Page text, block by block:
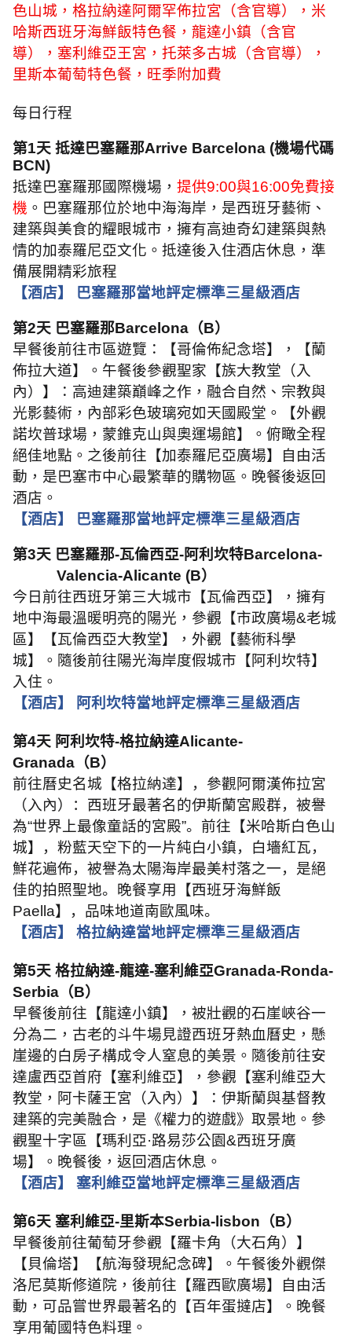
色山城，格拉納達阿爾罕佈拉宮（含官導），米
哈斯西班牙海鮮飯特色餐，龍達小鎮（含官
導），塞利維亞王宮，托萊多古城（含官導），
里斯本葡萄特色餐，旺季附加費
每日行程
第1天 抵達巴塞羅那Arrive Barcelona (機場代碼
BCN)
抵達巴塞羅那國際機場， 提供9:00與16:00免費接
機 。巴塞羅那位於地中海海岸，是西班牙藝術、
建築與美食的耀眼城市，擁有高迪奇幻建築與熱
情的加泰羅尼亞文化。抵達後入住酒店休息，準
備展開精彩旅程
【酒店】 巴塞羅那當地評定標準三星級酒店
第2天 巴塞羅那Barcelona （B）
早餐後前往市區遊覽：【哥倫佈紀念塔】，【蘭
佈拉大道】。午餐後參觀聖家【族大教堂（入
內）】：高迪建築巔峰之作，融合自然、宗教與
光影藝術，內部彩色玻璃宛如天國殿堂。【外觀
諾坎普球場，蒙錐克山與奧運場館】。俯瞰全程
絕佳地點。之後前往【加泰羅尼亞廣場】自由活
動，是巴塞市中心最繁華的購物區。晚餐後返回
酒店。
【酒店】 巴塞羅那當地評定標準三星級酒店
第3天 巴塞羅那-瓦倫西亞-阿利坎特Barcelona-
Valencia-Alicante (B）
今日前往西班牙第三大城市【瓦倫西亞】，擁有
地中海最溫暖明亮的陽光，參觀【市政廣場&老城
區】【瓦倫西亞大教堂】，外觀【藝術科學
城】。隨後前往陽光海岸度假城市【阿利坎特】
入住。
【酒店】 阿利坎特當地評定標準三星級酒店
第4天 阿利坎特-格拉納達Alicante-
Granada （B）
前往曆史名城【格拉納達】，參觀阿爾漢佈拉宮
（入內）：西班牙最著名的伊斯蘭宮殿群，被譽
為“世界上最像童話的宮殿”。前往【米哈斯白色山
城】，粉藍天空下的一片純白小鎮，白墻紅瓦，
鮮花遍佈，被譽為太陽海岸最美村落之一，是絕
佳的拍照聖地。晚餐享用【西班牙海鮮飯
Paella】，品味地道南歐風味。
【酒店】 格拉納達當地評定標準三星級酒店
第5天 格拉納達-龍達-塞利維亞Granada-Ronda-
Serbia （B）
早餐後前往【龍達小鎮】，被壯觀的石崖峽谷一
分為二，古老的斗牛場見證西班牙熱血曆史，懸
崖邊的白房子構成令人窒息的美景。隨後前往安
達盧西亞首府【塞利維亞】，參觀【塞利維亞大
教堂，阿卡薩王宮（入內）】：伊斯蘭與基督教
建築的完美融合，是《權力的遊戲》取景地。參
觀聖十字區【瑪利亞·路易莎公園&西班牙廣
場】。晚餐後，返回酒店休息。
【酒店】 塞利維亞當地評定標準三星級酒店
第6天 塞利維亞-里斯本Serbia-lisbon （B）
早餐後前往葡萄牙參觀【羅卡角（大石角）】
【貝倫塔】【航海發現紀念碑】。午餐後外觀傑
洛尼莫斯修道院，後前往【羅西歐廣場】自由活
動，可品嘗世界最著名的【百年蛋撻店】。晚餐
享用葡國特色料理。